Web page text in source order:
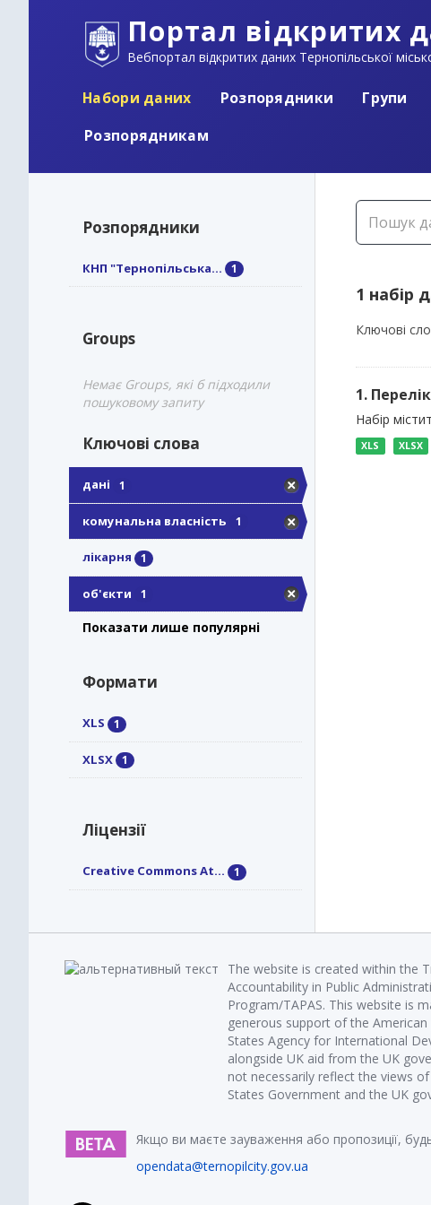
Портал відкритих
Вебпортал відкритих даних Тернопільської
Набори даних Розпорядники Групи
Розпорядникам
Розпорядники
КНП "Тернопільська... 1
Groups
Немає Groups, які б підходили
пошуковому запиту
Ключові слова
дані 1
комунальна власність 1
лікарня 1
об'єкти 1
Показати лише популярні
Формати
XLS 1
XLSX 1
Ліцензії
Creative Commons At... 1
1 набір
Ключові
1.
Набір
XLS XLSX
The website is created within the
Accountability in Public
Program/TAPAS. This website is
generous support of the
States Agency for International
alongside UK aid from the UK
not necessarily reflect the views
States Government and the UK
Якщо ви маєте зауваження або пропозиції,
opendata@ternopilcity.gov.ua